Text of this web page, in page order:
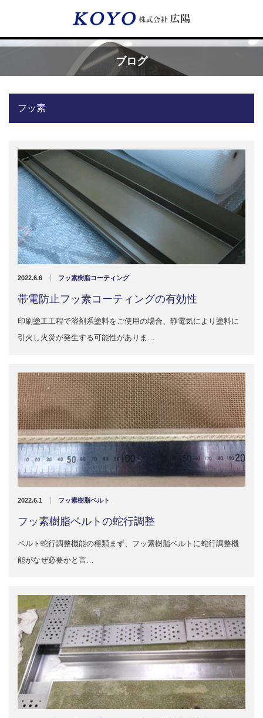
ブログ
フッ素
2022.6.6 フッ素樹脂コーティング
帯電防止フッ素コーティングの有効性
印刷塗工工程で溶剤系塗料をご使用の場合、静電気により塗料に
引火し火災が発生する可能性がありま…
2022.6.1 フッ素樹脂ベルト
フッ素樹脂ベルトの蛇行調整
ベルト蛇行調整機能の種類まず、フッ素樹脂ベルトに蛇行調整機
能がなぜ必要かと言…
Menu
HOME
広陽が選ばれる理由
サービス内容
フッ素樹脂コーティング
フッ素樹脂ベルト
取付工事・メンテナンス
販売製品
よくある質問
納品までの流れ
会社案内/カタログ
会社案内カタログ（PDF）
カビこんコートカタログ（PDF）
ガラスクロスHT-FLカタログ（PDF）
型ベルトコンベアでも使用可能なフッ
素樹脂ベルトを開発…
2022.6.20
今回ご紹介するのは、交換が楽なシー
トタイプのコンベアーベルトです。ベ
ルトの繋ぎ…
2022.6.12
にか…
2022.6.10
2022.6.6
印刷塗工工程で溶剤系塗料をご使用の
場合、静電気により塗料に引火し火災
が発生する…